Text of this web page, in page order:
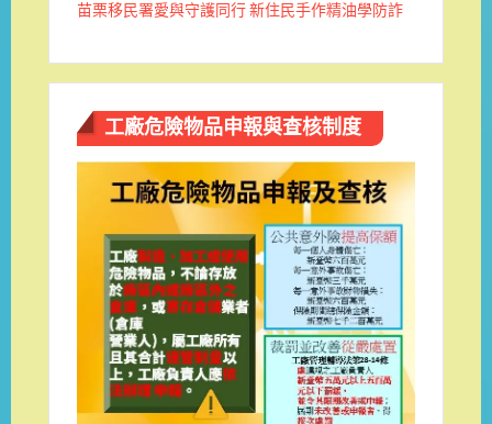
苗栗移民署愛與守護同行 新住民手作精油學防詐
工廠危險物品申報與查核制度